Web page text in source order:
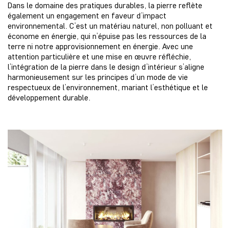
Dans le domaine des pratiques durables, la pierre reflète
également un engagement en faveur d’impact
environnemental. C’est un matériau naturel, non polluant et
économe en énergie, qui n’épuise pas les ressources de la
terre ni notre approvisionnement en énergie. Avec une
attention particulière et une mise en œuvre réfléchie,
l’intégration de la pierre dans le design d’intérieur s’aligne
harmonieusement sur les principes d’un mode de vie
respectueux de l’environnement, mariant l’esthétique et le
développement durable.